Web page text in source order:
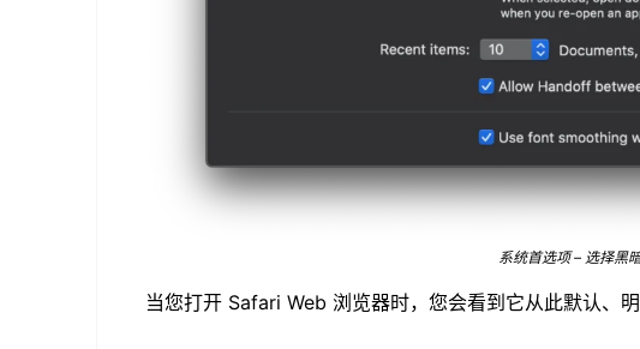
系统首选项 – 选择黑
当您打开 Safari Web 浏览器时，您会看到它从此默认、